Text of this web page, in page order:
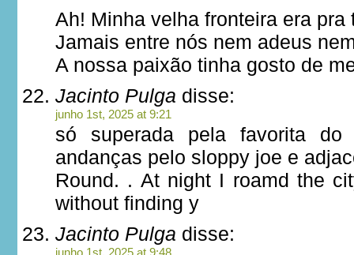
Ah! Minha velha fronteira era pra
Jamais entre nós nem adeus
A nossa paixão tinha gosto de
Jacinto Pulga disse:
junho 1st, 2025 at 9:21
só superada pela favorita
andanças pelo sloppy joe e
Round. . At night I roamd the
without finding y
Jacinto Pulga disse:
junho 1st, 2025 at 9:48